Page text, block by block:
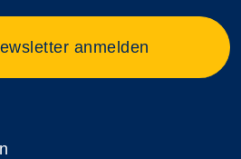
anmelden